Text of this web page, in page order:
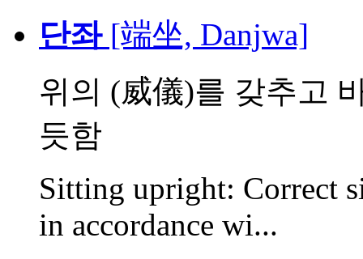
단좌[端坐, Danjwa]
위의 (威儀)를 갖추고
듯함
Sitting upright: Correct
in accordance wi...